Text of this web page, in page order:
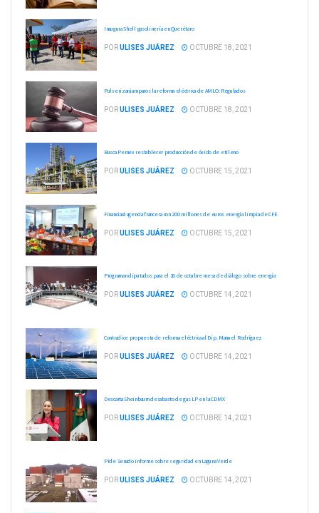
Inaugura Shell gasolinería en Querétaro
PORULISES JUÁREZ OCTUBRE 18, 2021
Pulverizará amparos la reforma eléctrica de AMLO: Regulados
PORULISES JUÁREZ OCTUBRE 18, 2021
Busca Pemex restablecer producción de óxido de etileno
PORULISES JUÁREZ OCTUBRE 15, 2021
Financiará agencia francesa con 200 millones de euros energía limpia de CFE
PORULISES JUÁREZ OCTUBRE 15, 2021
Programan diputados para el 26 de octubre mesa de diálogo sobre energía
PORULISES JUÁREZ OCTUBRE 14, 2021
Contradice propuesta de reforma eléctrica al Dip. Manuel Rodríguez
PORULISES JUÁREZ OCTUBRE 14, 2021
Descarta Sheinbaum desabasto de gas LP en la CDMX
PORULISES JUÁREZ OCTUBRE 14, 2021
Pide Senado informe sobre seguridad en Laguna Verde
PORULISES JUÁREZ OCTUBRE 14, 2021